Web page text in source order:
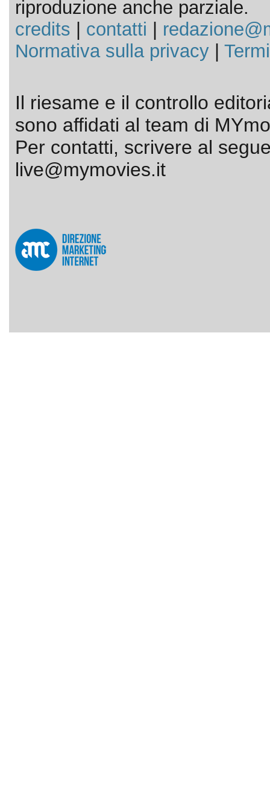
riproduzione anche parziale.
credits
contatti
Normativa sulla privacy|
Il riesame e il controllo
sono affidati al team di
Per contatti, scrivere al
live@mymovies.it